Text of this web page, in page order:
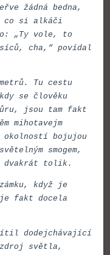
žádná bedna,
co si alkáči
„Ty vole, to
cha,“ povídal
Tu cestu
se člověku
jsou tam fakt
mihotavejm
okolností bojujou
smogem,
dvakrát tolik.
když je
fakt docela
dodejchávající
světla,